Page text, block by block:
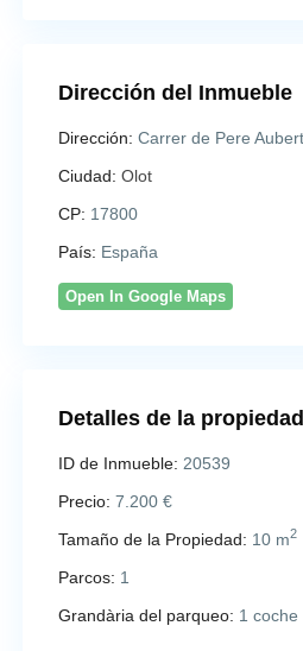
Dirección del Inmueble
Dirección: Carrer de Pere
Ciudad: Olot
CP: 17800
País: España
Open In Google Maps
Detalles de la propiedad
ID de Inmueble: 20539
Precio: 7.200 €
Tamaño de la Propiedad: 10 m2
Parcos: 1
Grandària del parqueo: 1 coche